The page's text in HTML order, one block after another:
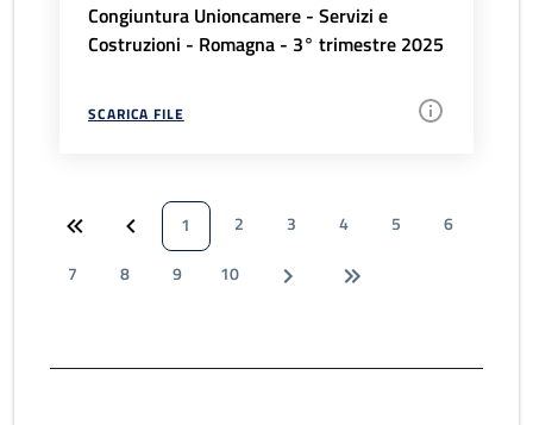
Congiuntura Unioncamere - Servizi e
Costruzioni - Romagna - 3° trimestre 2025
SCARICA FILE
1 2 3 4 5
6
7
8 9 10